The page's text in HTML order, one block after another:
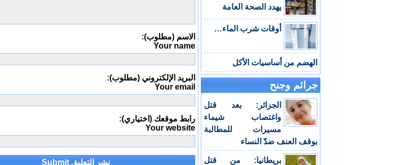
يهدد الصحة العامة
أوقات شرب الماء…
الهضم من أساسيات الأكل
جرائم وجنح
الجزائر: بعد قتل
واغتصاب شيماء
مسيرات للمطالبة
بوقف العنف ضدّ النساء
بريطانيا: من قتل
الاسم (مطلوب):
Your name
البريد الإلكتروني (مطلوب):
Your email
رابط موقعك (اختياري):
Your website